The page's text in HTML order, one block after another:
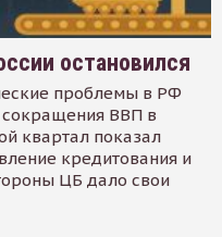
остановился
проблемы в РФ
сокращения ВВП в
квартал показал
кредитования и
ЦБ дало свои